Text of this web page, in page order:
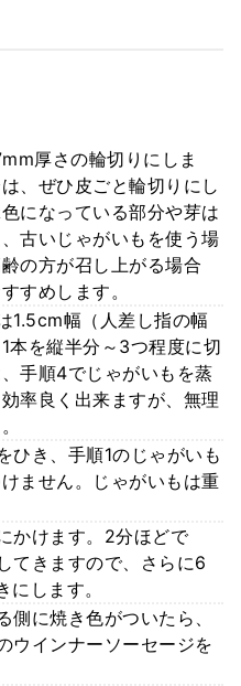
厚さの輪切りにしま
、ぜひ皮ごと輪切りにし
になっている部分や芽は
古いじゃがいもを使う場
の方が召し上がる場合
すめします。
1.5cm幅（人差し指の幅
本を縦半分～3つ程度に切
手順4でじゃがいもを蒸
率良く出来ますが、無理
ひき、手順1のじゃがいも
ません。じゃがいもは重
かけます。2分ほどで
てきますので、さらに6
します。
側に焼き色がついたら、
ウインナーソーセージを